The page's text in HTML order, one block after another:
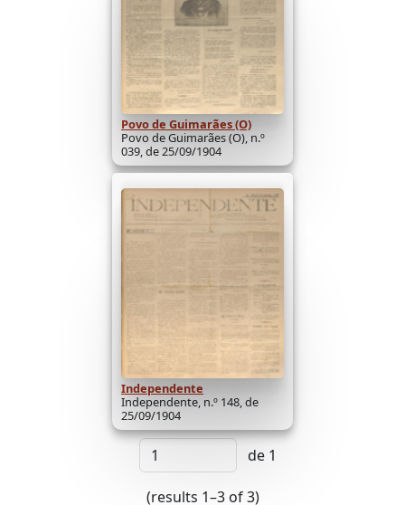
Povo de Guimarães (O)
Povo de Guimarães (O), n.º
039, de 25/09/1904
Independente
Independente, n.º 148, de
25/09/1904
de 1
(results 1–3 of 3)